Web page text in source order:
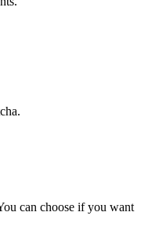
can choose if you want